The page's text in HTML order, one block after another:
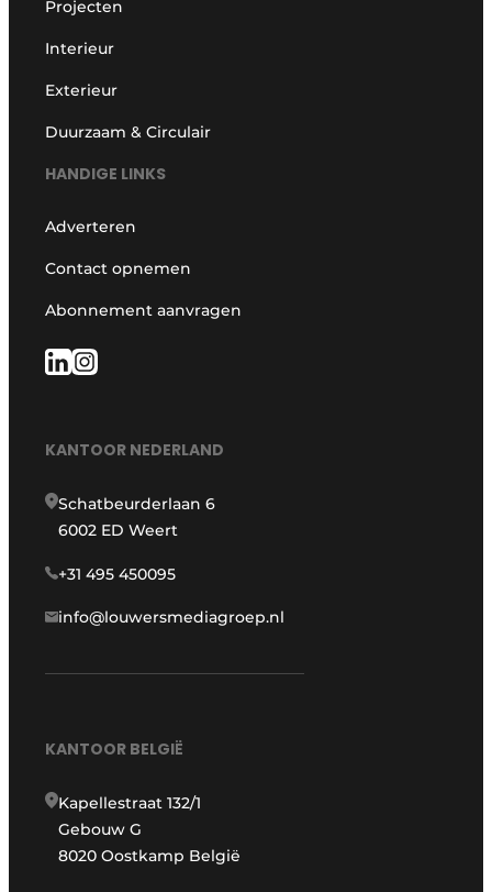
Projecten
Interieur
Exterieur
Duurzaam & Circulair
HANDIGE LINKS
Adverteren
Contact opnemen
Abonnement aanvragen
KANTOOR NEDERLAND
Schatbeurderlaan 6
6002 ED Weert
+31 495 450095
info@louwersmediagroep.nl
KANTOOR BELGIË
Kapellestraat 132/1
Gebouw G
8020 Oostkamp België